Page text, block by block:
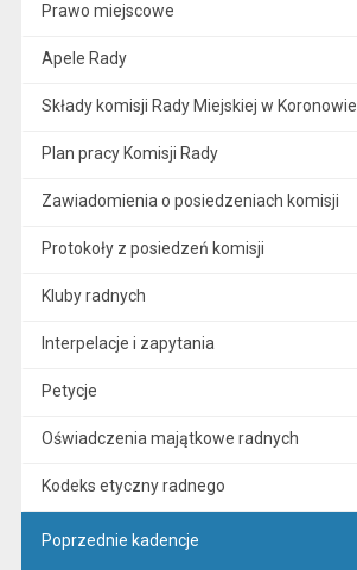
Prawo miejscowe
Apele Rady
Składy komisji Rady Miejskiej w Koronowie
Plan pracy Komisji Rady
Zawiadomienia o posiedzeniach komisji
Protokoły z posiedzeń komisji
Kluby radnych
Interpelacje i zapytania
Petycje
Oświadczenia majątkowe radnych
Kodeks etyczny radnego
Poprzednie kadencje